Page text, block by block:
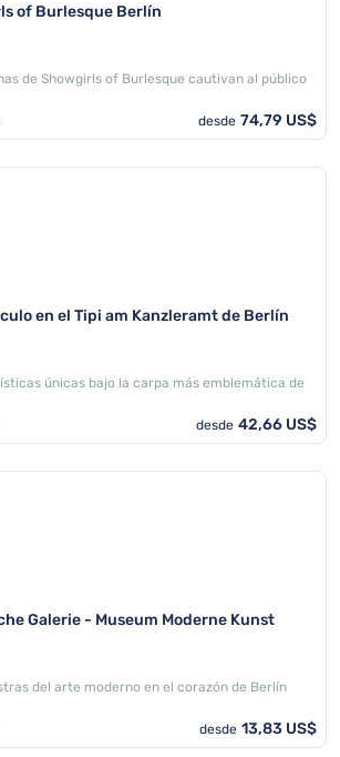
of Burlesque Berlín
de Showgirls of Burlesque cautivan al público
desde 74,79 US$
en el Tipi am Kanzleramt de Berlín
únicas bajo la carpa más emblemática de
desde 42,66 US$
Galerie - Museum Moderne Kunst
del arte moderno en el corazón de Berlín
desde 13,83 US$